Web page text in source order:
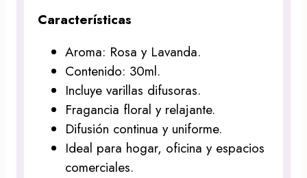
Características
Aroma: Rosa y Lavanda.
Contenido: 30ml.
Incluye varillas difusoras.
Fragancia floral y relajante.
Difusión continua y uniforme.
Ideal para hogar, oficina y espacios
comerciales.